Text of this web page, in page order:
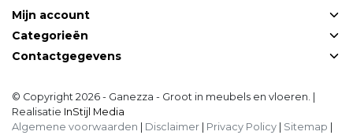
Mijn account
Categorieën
Contactgegevens
© Copyright 2026 - Ganezza - Groot in meubels en vloeren. |
Realisatie InStijl Media
Algemene voorwaarden
Disclaimer Privacy Policy Sitemap